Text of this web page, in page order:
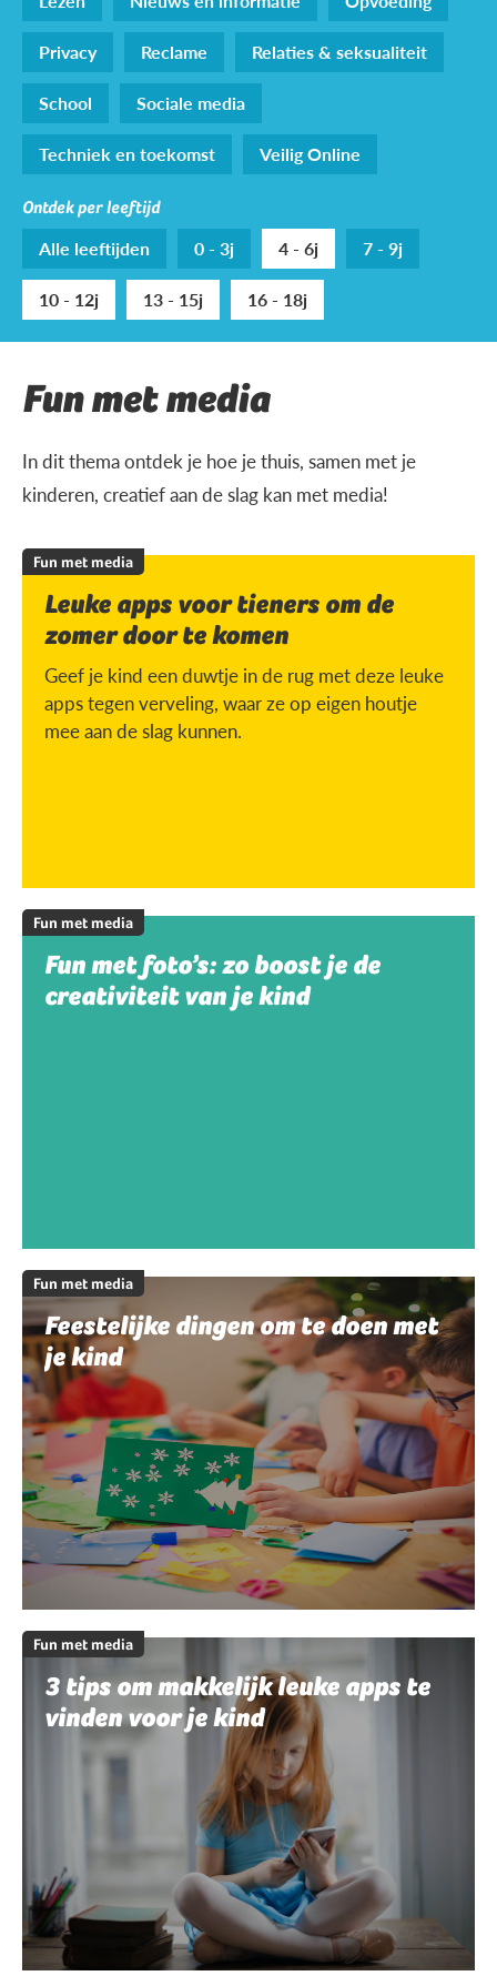
Privacy
Reclame
Relaties & seksualiteit
School
Sociale media
Techniek en toekomst
Veilig Online
Ontdek per leeftijd
Alle leeftijden 0 - 3j 4 - 6j
7 - 9j
10 - 12j
13 - 15j 16 - 18j
Fun met media
In dit thema ontdek je hoe je thuis, samen met je
kinderen, creatief aan de slag kan met media!
Fun met media
Leuke apps voor tieners om de
zomer door te komen
Geef je kind een duwtje in de rug met deze leuke
apps tegen verveling, waar ze op eigen houtje
mee aan de slag kunnen.
Fun met media
Fun met foto’s: zo boost je de
creativiteit van je kind
Fun met media
Feestelijke dingen om te doen met
je kind
Fun met media
3 tips om makkelijk leuke apps te
vinden voor je kind